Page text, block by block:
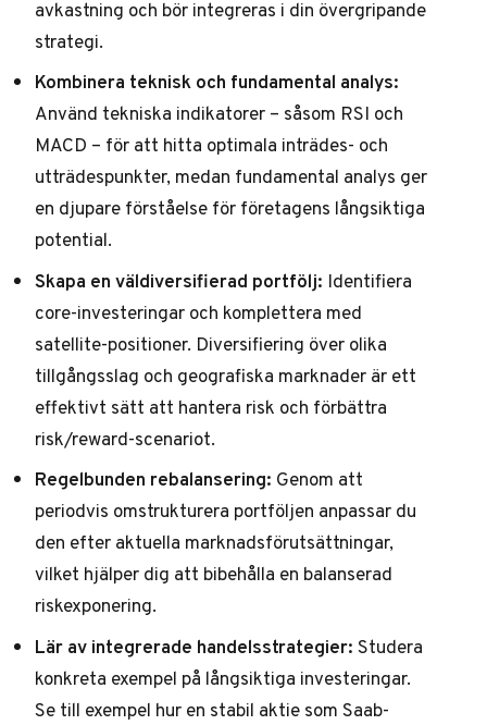
avkastning och bör integreras i din övergripande
strategi.
Kombinera teknisk och fundamental analys:
Använd tekniska indikatorer – såsom RSI och
MACD – för att hitta optimala inträdes- och
utträdespunkter, medan fundamental analys ger
en djupare förståelse för företagens långsiktiga
potential.
Skapa en väldiversifierad portfölj: Identifiera
core-investeringar och komplettera med
satellite-positioner. Diversifiering över olika
tillgångsslag och geografiska marknader är ett
effektivt sätt att hantera risk och förbättra
risk/reward-scenariot.
Regelbunden rebalansering: Genom att
periodvis omstrukturera portföljen anpassar du
den efter aktuella marknadsförutsättningar,
vilket hjälper dig att bibehålla en balanserad
riskexponering.
Lär av integrerade handelsstrategier:Studera
konkreta exempel på långsiktiga investeringar.
Se till exempel hur en stabil aktie somSaab-